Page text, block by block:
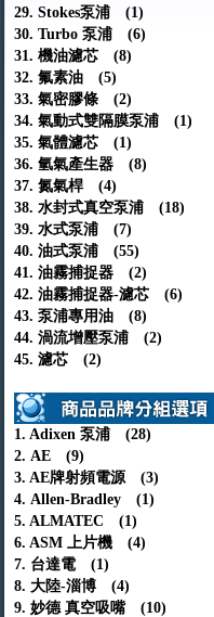
29. Stokes泵浦 (1)
30. Turbo 泵浦 (6)
31. 機油濾芯 (8)
32. 氟素油 (5)
33. 氣密膠條 (2)
34. 氣動式雙隔膜泵浦 (1)
35. 氣體濾芯 (1)
36. 氫氣產生器 (8)
37. 氮氣桿 (4)
38. 水封式真空泵浦 (18)
39. 水式泵浦 (7)
40. 油式泵浦 (55)
41. 油霧捕捉器 (2)
42. 油霧捕捉器-濾芯 (6)
43. 泵浦專用油 (8)
44. 渦流增壓泵浦 (2)
45. 濾芯 (2)
1. Adixen 泵浦 (28)
2. AE (9)
3. AE牌射頻電源 (3)
4. Allen-Bradley (1)
5. ALMATEC (1)
6. ASM 上片機 (4)
7. 台達電 (1)
8. 大陸-淄博 (4)
9. 妙德 真空吸嘴 (10)